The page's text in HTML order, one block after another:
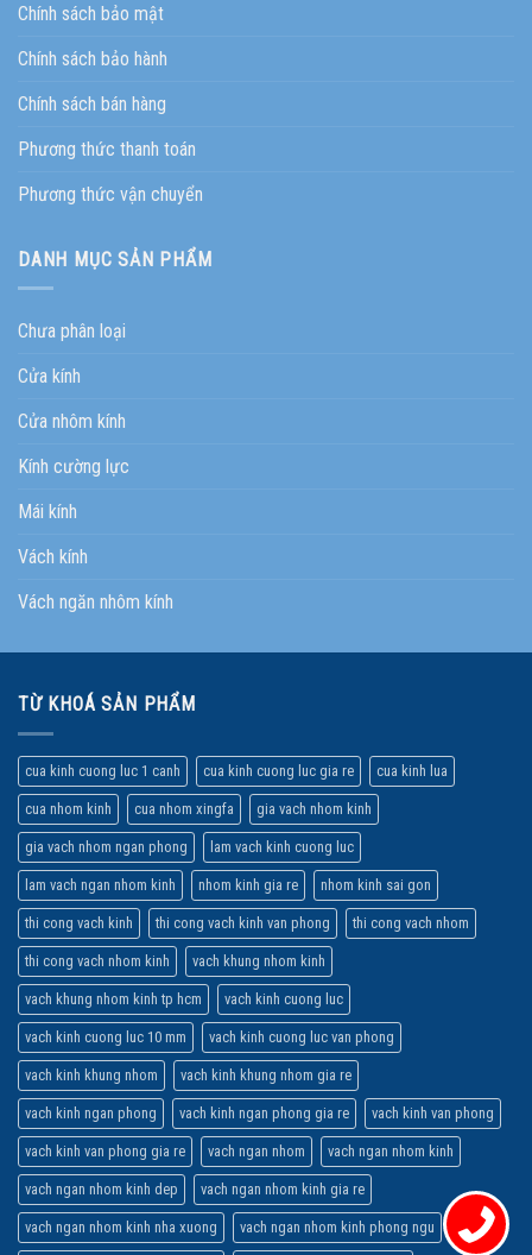
Chính sách bảo mật
Chính sách bảo hành
Chính sách bán hàng
Phương thức thanh toán
Phương thức vận chuyển
DANH MỤC SẢN PHẨM
Chưa phân loại
Cửa kính
Cửa nhôm kính
Kính cường lực
Mái kính
Vách kính
Vách ngăn nhôm kính
TỪ KHOÁ SẢN PHẨM
cua kinh cuong luc 1 canh cua kinh cuong luc gia re cua kinh lua
cua nhom kinh cua nhom xingfa gia vach nhom kinh
gia vach nhom ngan phong lam vach kinh cuong luc
lam vach ngan nhom kinh nhom kinh gia re nhom kinh sai gon
thi cong vach kinh thi cong vach kinh van phong thi cong vach nhom
thi cong vach nhom kinh vach khung nhom kinh
vach khung nhom kinh tp hcm vach kinh cuong luc
vach kinh cuong luc 10 mm vach kinh cuong luc van phong
vach kinh khung nhom vach kinh khung nhom gia re
vach kinh ngan phong vach kinh ngan phong gia re vach kinh van phong
vach kinh van phong gia re vach ngan nhom vach ngan nhom kinh
vach ngan nhom kinh dep vach ngan nhom kinh gia re
vach ngan nhom kinh nha xuong vach ngan nhom kinh phong ngu